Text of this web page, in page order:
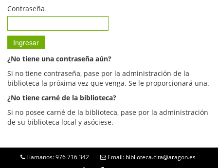
Contraseña
¿No tiene una contraseña aún?
Si no tiene contraseña, pase por la administración de la
biblioteca la próxima vez que venga. Se le proporcionará una.
¿No tiene carné de la biblioteca?
Si no posee carné de la biblioteca, pase por la administración
de su biblioteca local y asóciese.
Llamanos: 976 716 342 Email: biblioteca.cita@aragon.es